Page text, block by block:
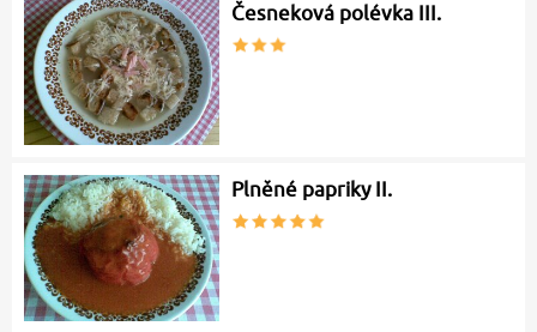
Česneková polévka III.
Plněné papriky II.